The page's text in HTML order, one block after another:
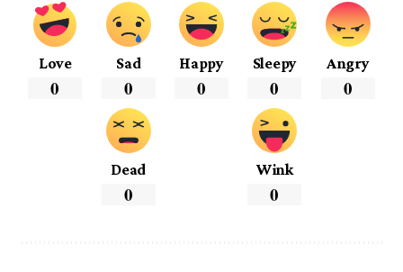
Love
0
Sad
0
Happy
0
Sleepy
0
Angry
0
Dead
0
Wink
0